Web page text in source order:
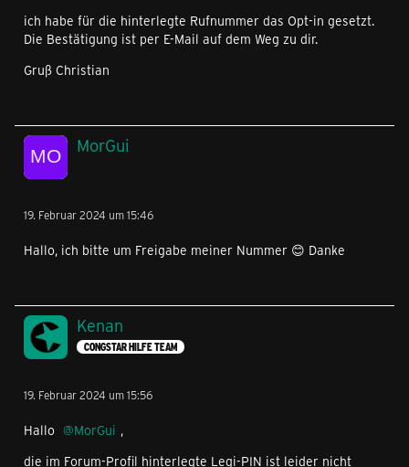
ich habe für die hinterlegte Rufnummer das Opt-in gesetzt.
Die Bestätigung ist per E-Mail auf dem Weg zu dir.
Gruß Christian
MorGui
19. Februar 2024 um 15:46
Hallo, ich bitte um Freigabe meiner Nummer 😊 Danke
Kenan
CONGSTAR HILFE TEAM
19. Februar 2024 um 15:56
Hallo MorGui ,
die im Forum-Profil hinterlegte Legi-PIN ist leider nicht